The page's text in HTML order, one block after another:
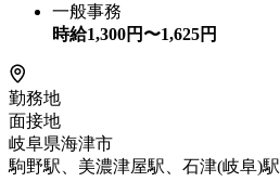
一般事務
時給1,300円〜1,625円
勤務地
面接地
岐阜県海津市
駒野駅、美濃津屋駅、石津(岐阜)駅